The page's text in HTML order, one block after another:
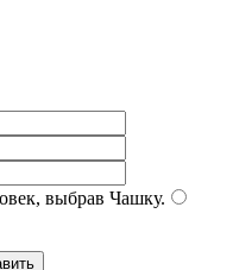
выбрав Чашку.